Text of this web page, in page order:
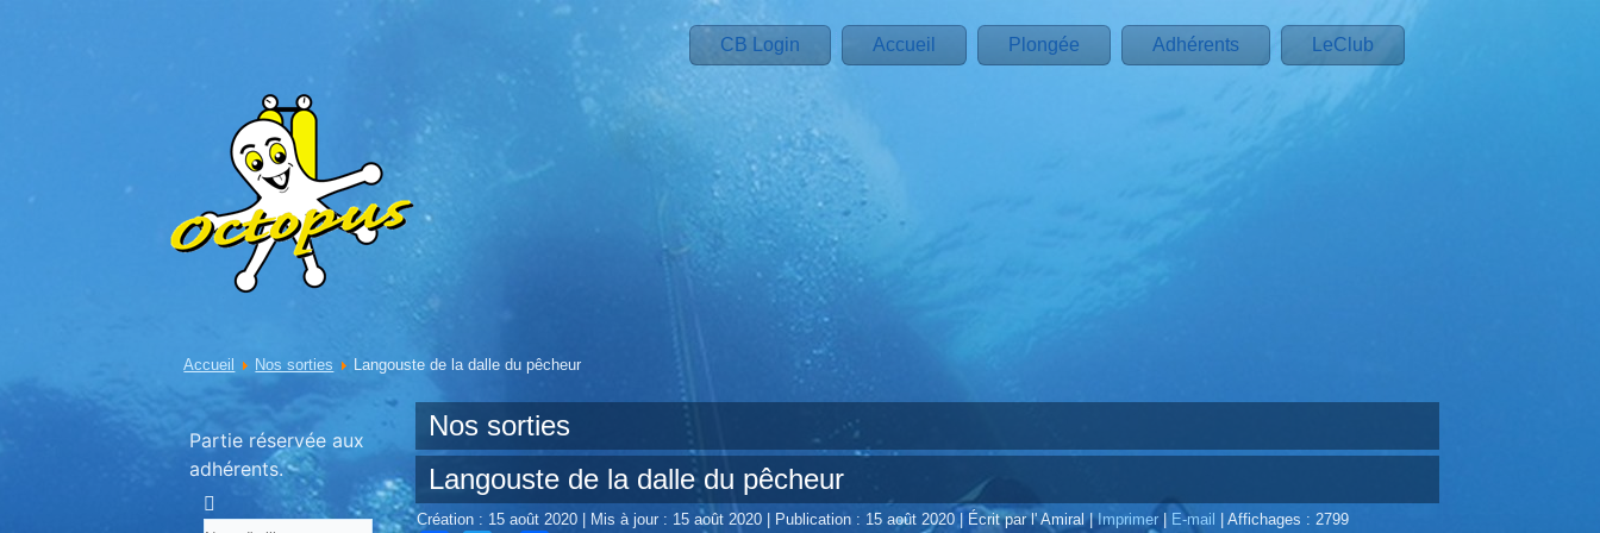
CB Login Accueil Plongée Adhérents LeClub
Accueil Nos sorties Langouste de la dalle du pêcheur
Partie réservée aux
adhérents.
Nos sorties
Langouste de la dalle du pêcheur
Création : 15 août 2020 Mis à jour : 15 août 2020 Publication : 15 août 2020 Écrit par l' Amiral |Imprimer E-mail |Affichages : 2799